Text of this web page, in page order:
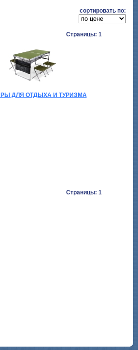
cортировать по:
Страницы: 1
ДЛЯ ОТДЫХА И ТУРИЗМА
Страницы: 1